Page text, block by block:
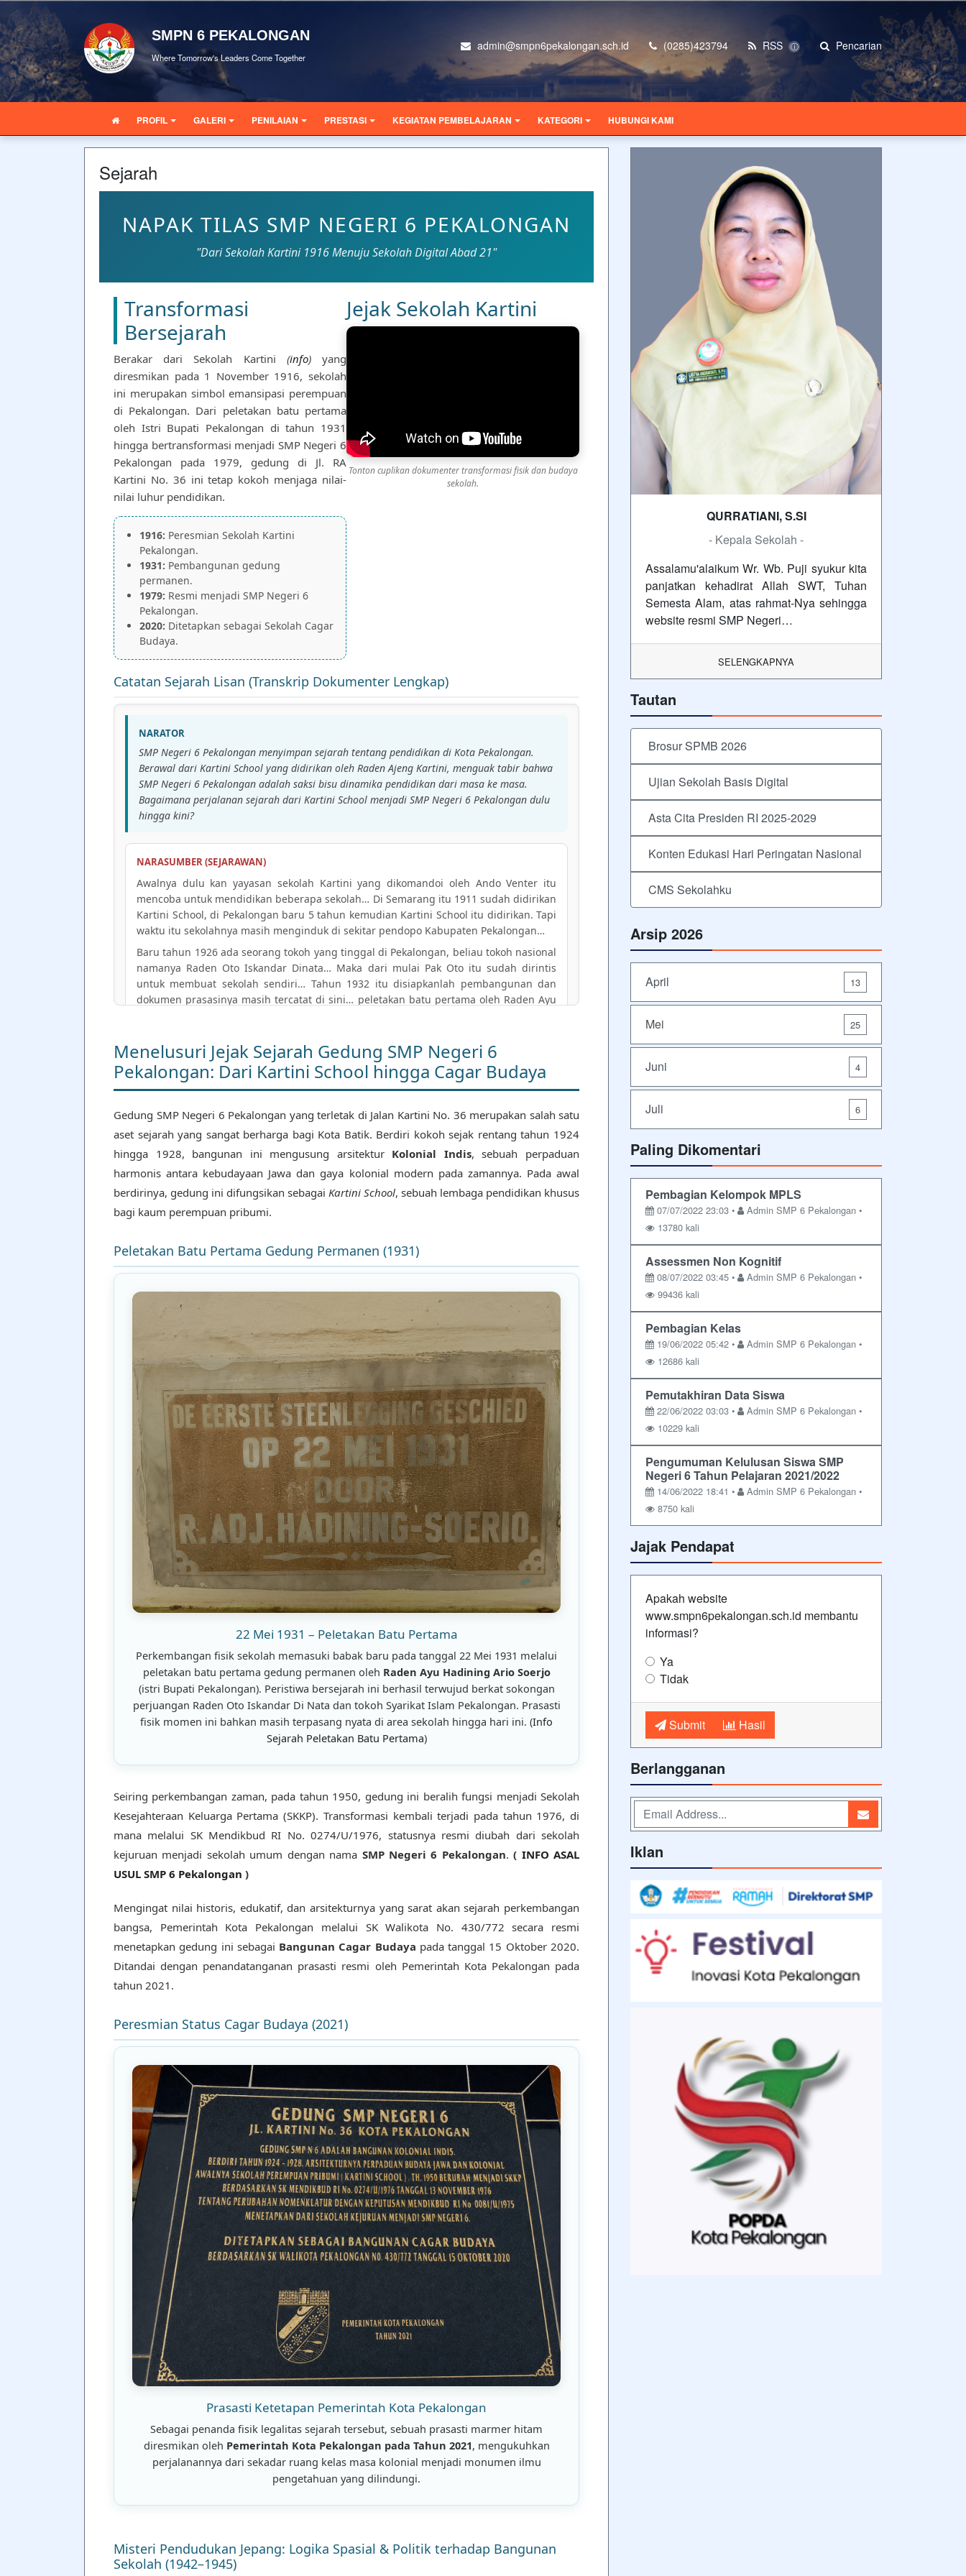
SMPN 6 PEKALONGAN
Where Tomorrow's Leaders Come Together
admin@smpn6pekalongan.sch.id (0285)423794 RSS ⓘ Pencarian
PROFIL GALERI PENILAIAN PRESTASI KEGIATAN PEMBELAJARAN KATEGORI HUBUNGI KAMI
Sejarah
NAPAK TILAS SMP NEGERI 6 PEKALONGAN
"Dari Sekolah Kartini 1916 Menuju Sekolah Digital Abad 21"
Transformasi
Bersejarah
Berakar dari Sekolah Kartini (info)yang
diresmikan pada 1 November 1916, sekolah
ini merupakan simbol emansipasi perempuan
di Pekalongan. Dari peletakan batu pertama
oleh Istri Bupati Pekalongan di tahun 1931
hingga bertransformasi menjadi SMP Negeri 6
Pekalongan pada 1979, gedung di Jl. RA
Kartini No. 36 ini tetap kokoh menjaga nilai-
nilai luhur pendidikan.
1916: Peresmian Sekolah Kartini
Pekalongan.
1931: Pembangunan gedung
permanen.
1979: Resmi menjadi SMP Negeri 6
Pekalongan.
2020: Ditetapkan sebagai Sekolah Cagar
Budaya.
Jejak Sekolah Kartini
Tonton cuplikan dokumenter transformasi fisik dan budaya
sekolah.
Catatan Sejarah Lisan (Transkrip Dokumenter Lengkap)
NARATOR
SMP Negeri 6 Pekalongan menyimpan sejarah tentang pendidikan di Kota Pekalongan.
Berawal dari Kartini School yang didirikan oleh Raden Ajeng Kartini, menguak tabir bahwa
SMP Negeri 6 Pekalongan adalah saksi bisu dinamika pendidikan dari masa ke masa.
Bagaimana perjalanan sejarah dari Kartini School menjadi SMP Negeri 6 Pekalongan dulu
hingga kini?
NARASUMBER (SEJARAWAN)
Awalnya dulu kan yayasan sekolah Kartini yang dikomandoi oleh Ando Venter itu
mencoba untuk mendidikan beberapa sekolah… Di Semarang itu 1911 sudah didirikan
Kartini School, di Pekalongan baru 5 tahun kemudian Kartini School itu didirikan. Tapi
waktu itu sekolahnya masih menginduk di sekitar pendopo Kabupaten Pekalongan…
Baru tahun 1926 ada seorang tokoh yang tinggal di Pekalongan, beliau tokoh nasional
namanya Raden Oto Iskandar Dinata… Maka dari mulai Pak Oto itu sudah dirintis
untuk membuat sekolah sendiri… Tahun 1932 itu disiapkanlah pembangunan dan
dokumen prasasinya masih tercatat di sini… peletakan batu pertama oleh Raden Ayu
NARATOR
Bangunan SMP Negeri 6 Pekalongan dulunya adalah Kartini School yang resmi digunakan
36 Pekalongan tahun 1932.
NARASUMBER (ERA PENDUDUKAN & TRANSISI)
Nama Kartini School berubah menjadi Sekolah Kartini tahun 1942 saat pendudukan
Jepang… Memasuki era revolusi (1950), sekolah ditingkatkan menjadi Sekolah
Kepandaian Putri (SKP), lalu tahun 1951 menjadi Sekolah Kesejahteraan Keluarga
Tahun 1976, bersamaan dengan sekolah kejuruan lain, SKP dirubah menjadi SMP
Negeri oleh Menteri Pendidikan Daud Yusuf.
GURU / SESEPUH SEKOLAH
Dulu waktu Ibu mengajar, ruangannya hanya 4-6 kelas di kiri dan 5 di kanan… Kami
ingat banget, pagi-pagi anak-anak harus nyapu dan ngepel dulu… sepatu ditaruh
luar, masuk kelas hati-hati jangan sampai kotor.
IBU NIRNA EVA (ALUMNI PERTAMA “PEMBAREP”)
Nama saya Bu Nirna Eva… Ini saya alumni dari SMP 6 yang pertama… Kami angkatan
pertama punya grup namanya ‘Pembarep’… Waktu itu bahagia banget, kedekatan
dengan guru sangat baik, suasana humanistik… Kami ikut semua ekstrakurikuler,
Pramuka kemah di luar juara 1, tari, voli, PMR juara terus se-Karesidenan.
NARASUMBER (CAGAR BUDAYA)
Melalui SK Walikota tahun 2020, SMP Negeri 6 Pekalongan ditetapkan sebagai Sekolah
Cagar Budaya… Tingkat keasliannya masih di atas 60%, seperti jendela dan prasasti.
Tidak sembarangan untuk merubah bangunan aslinya sekarang.
SMP Negeri 6 Pekalongan masa kini adalah tradisi refleksi dan inovasi dari pendidikan
masa lampau… Jaya selalu SMP Negeri 6 Pekalongan!
Menelusuri Jejak Sejarah Gedung SMP Negeri 6
Pekalongan: Dari Kartini School hingga Cagar Budaya
Gedung SMP Negeri 6 Pekalongan yang terletak di Jalan Kartini No. 36 merupakan salah satu
aset sejarah yang sangat berharga bagi Kota Batik. Berdiri kokoh sejak rentang tahun 1924
hingga 1928, bangunan ini mengusung arsitektur Kolonial Indis, sebuah perpaduan
harmonis antara kebudayaan Jawa dan gaya kolonial modern pada zamannya. Pada awal
berdirinya, gedung ini difungsikan sebagai Kartini School, sebuah lembaga pendidikan khusus
bagi kaum perempuan pribumi.
Peletakan Batu Pertama Gedung Permanen (1931)
22 Mei 1931 – Peletakan Batu Pertama
Perkembangan fisik sekolah memasuki babak baru pada tanggal 22 Mei 1931 melalui
peletakan batu pertama gedung permanen oleh Raden Ayu Hadining Ario Soerjo
(istri Bupati Pekalongan). Peristiwa bersejarah ini berhasil terwujud berkat sokongan
perjuangan Raden Oto Iskandar Di Nata dan tokoh Syarikat Islam Pekalongan. Prasasti
fisik momen ini bahkan masih terpasang nyata di area sekolah hingga hari ini. (Info
Sejarah Peletakan Batu Pertama)
Seiring perkembangan zaman, pada tahun 1950, gedung ini beralih fungsi menjadi Sekolah
Kesejahteraan Keluarga Pertama (SKKP). Transformasi kembali terjadi pada tahun 1976, di
mana melalui SK Mendikbud RI No. 0274/U/1976, statusnya resmi diubah dari sekolah
kejuruan menjadi sekolah umum dengan nama SMP Negeri 6 Pekalongan.( INFO ASAL
USUL SMP 6 Pekalongan )
Mengingat nilai historis, edukatif, dan arsitekturnya yang sarat akan sejarah perkembangan
bangsa, Pemerintah Kota Pekalongan melalui SK Walikota No. 430/772 secara resmi
menetapkan gedung ini sebagai Bangunan Cagar Budaya pada tanggal 15 Oktober 2020.
Ditandai dengan penandatanganan prasasti resmi oleh Pemerintah Kota Pekalongan pada
tahun 2021.
Peresmian Status Cagar Budaya (2021)
Prasasti Ketetapan Pemerintah Kota Pekalongan
Sebagai penanda fisik legalitas sejarah tersebut, sebuah prasasti marmer hitam
diresmikan oleh Pemerintah Kota Pekalongan pada Tahun 2021, mengukuhkan
perjalanannya dari sekadar ruang kelas masa kolonial menjadi monumen ilmu
pengetahuan yang dilindungi.
Misteri Pendudukan Jepang: Logika Spasial & Politik terhadap Bangunan
Sekolah (1942–1945)
QURRATIANI, S.SI
- Kepala Sekolah -
Assalamu'alaikum Wr. Wb. Puji syukur kita
panjatkan kehadirat Allah SWT, Tuhan
Semesta Alam, atas rahmat-Nya sehingga
website resmi SMP Negeri…
SELENGKAPNYA
Tautan
Brosur SPMB 2026
Ujian Sekolah Basis Digital
Asta Cita Presiden RI 2025-2029
Konten Edukasi Hari Peringatan Nasional
CMS Sekolahku
Arsip 2026
April 13
Mei 25
Juni 4
Juli 6
Paling Dikomentari
Pembagian Kelompok MPLS
07/07/2022 23:03 •
Admin SMP 6 Pekalongan •
13780 kali
Assessmen Non Kognitif
08/07/2022 03:45 •
Admin SMP 6 Pekalongan •
99436 kali
Pembagian Kelas
19/06/2022 05:42 •
Admin SMP 6 Pekalongan •
12686 kali
Pemutakhiran Data Siswa
22/06/2022 03:03 •
Admin SMP 6 Pekalongan •
10229 kali
Pengumuman Kelulusan Siswa SMP
Negeri 6 Tahun Pelajaran 2021/2022
14/06/2022 18:41 •
Admin SMP 6 Pekalongan •
8750 kali
Jajak Pendapat
Apakah website
www.smpn6pekalongan.sch.id membantu
informasi?
Ya
Tidak
Submit Hasil
Berlangganan
Iklan